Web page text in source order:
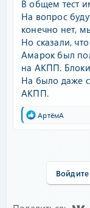
В общем тест
На вопрос
конечно нет,
Но сказали,
Амарок был
на АКПП.
На было даже
АКПП.
Р
АртёмА